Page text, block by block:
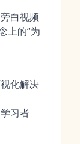
白视频
上的“为
化解决
习者